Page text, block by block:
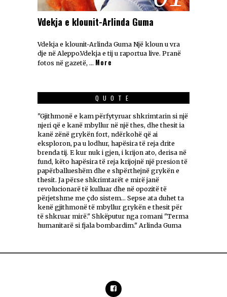
Vdekja e klounit-Arlinda Guma
Vdekja e klounit-Arlinda Guma Një kloun u vra
dje në Aleppo.Vdekja e tij u raportua live. Pranë
fotos në gazetë, … More
QUOTE
"Gjithmonë e kam përfytyruar shkrimtarin si një
njeri që e kanë mbyllur në një thes, dhe thesit ia
kanë zënë grykën fort, ndërkohë që ai
eksploron, pa u lodhur, hapësira të reja drite
brenda tij. E kur nuk i gjen, i krijon ato, derisa në
fund, këto hapësira të reja krijojnë një presion të
papërballueshëm dhe e shpërthejnë grykën e
thesit. Ja përse shkrimtarët e mirë janë
revolucionarë të kulluar dhe në opozitë të
përjetshme me çdo sistem... Sepse ata duhet ta
kenë gjithmonë të mbyllur grykën e thesit për
të shkruar mirë." Shkëputur nga romani "Terma
humanitarë si fjala bombardim." Arlinda Guma